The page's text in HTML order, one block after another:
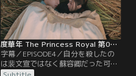
の行動は李蓉に見透かされてい
て…。
度華年 The Princess Royal 第04話／字幕
字幕／EPISODE4／自分を殺したの
は裴文宣ではなく蘇容卿だった可能
性があると知った李蓉は衝撃を受け